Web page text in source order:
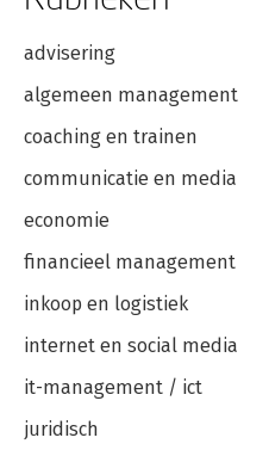
9.7 Beveiligingsbeleid
advisering
algemeen management
coaching en trainen
communicatie en media
economie
financieel management
inkoop en logistiek
internet en social media
it-management / ict
juridisch